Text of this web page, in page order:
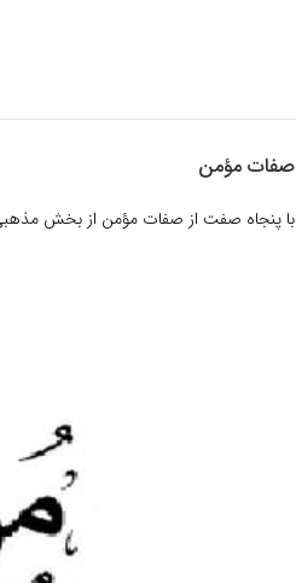
صفات مؤمن
با پنجاه صفت از صفات مؤمن از بخش